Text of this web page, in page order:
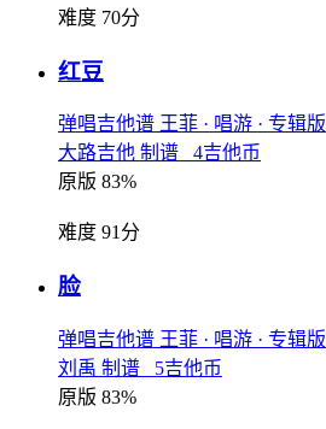
难度 70分
红豆
弹唱吉他谱 王菲 · 唱游 · 专辑版
大路吉他 制谱 4吉他币
原版 83%
难度 91分
脸
弹唱吉他谱 王菲 · 唱游 · 专辑版
刘禹 制谱 5吉他币
原版 83%